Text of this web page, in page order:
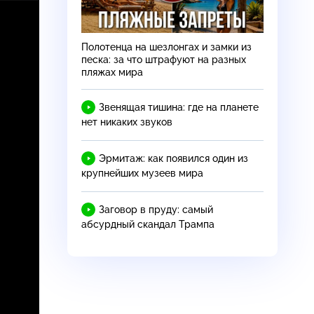
Полотенца на шезлонгах и замки из
песка: за что штрафуют на разных
пляжах мира
Звенящая тишина: где на планете
нет никаких звуков
Эрмитаж: как появился один из
крупнейших музеев мира
Заговор в пруду: самый
абсурдный скандал Трампа